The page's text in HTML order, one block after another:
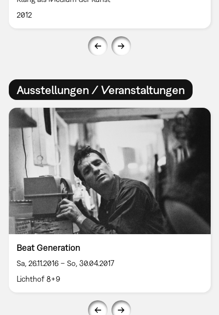
2012
Ausstellungen / Veranstaltungen
Beat Generation
Sa, 26.11.2016 – So, 30.04.2017
Lichthof 8+9